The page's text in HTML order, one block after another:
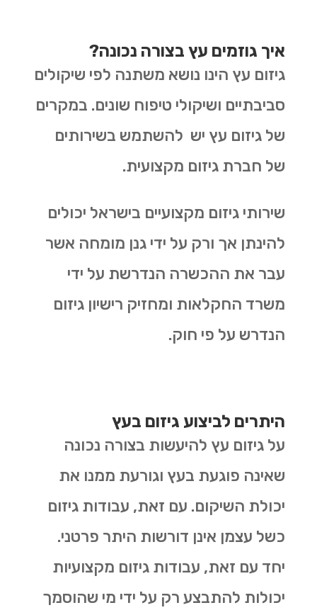
איך גוזמים עץ בצורה נכונה?
גיזום עץ הינו נושא משתנה לפי שיקולים
סביבתיים ושיקולי טיפוח שונים. במקרים
של גיזום עץ יש להשתמש בשירותים
של חברת גיזום מקצועית.
שירותי גיזום מקצועיים בישראל יכולים
להינתן אך ורק על ידי גנן מומחה אשר
עבר את ההכשרה הנדרשת על ידי
משרד החקלאות ומחזיק רישיון גיזום
הנדרש על פי חוק.
היתרים לביצוע גיזום בעץ
על גיזום עץ להיעשות בצורה נכונה
שאינה פוגעת בעץ וגורעת ממנו את
יכולת השיקום. עם זאת, עבודות גיזום
כשל עצמן אינן דורשות היתר פרטני.
יחד עם זאת, עבודות גיזום מקצועיות
יכולות להתבצע רק על ידי מי שהוסמך